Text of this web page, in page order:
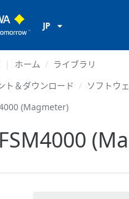
JP
ホーム
ライブラリ
ト＆ダウンロード
ソフトウ
(Magmeter)